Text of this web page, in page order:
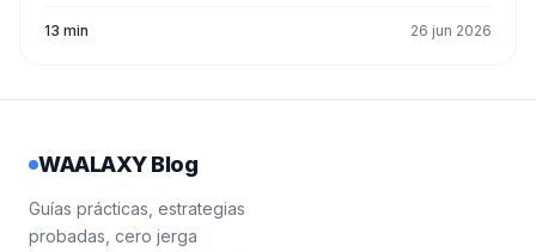
13 min 26 jun 2026
WAALAXY Blog
Guías prácticas, estrategias
probadas, cero jerga